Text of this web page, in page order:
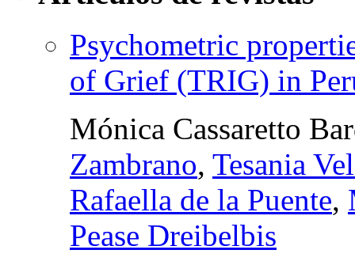
Psychometric
of Grief (TRIG) in
Mónica Cassaretto
Zambrano, Tesania
Rafaella de la Puente,
Pease Dreibelbis